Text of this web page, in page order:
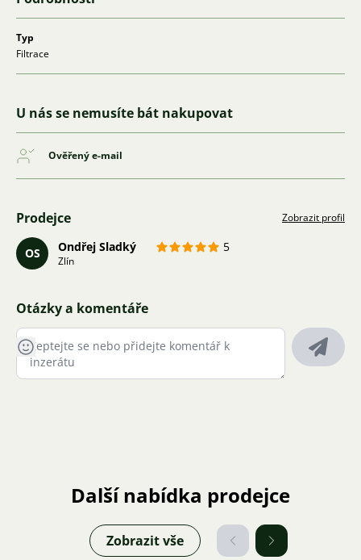
Typ
Filtrace
U nás se nemusíte bát nakupovat
Ověřený e-mail
Prodejce Zobrazit profil
OS Ondřej Sladký 5
Zlín
Otázky a komentáře
Další nabídka prodejce
Zobrazit vše